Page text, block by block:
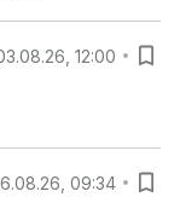
12:00
09:34